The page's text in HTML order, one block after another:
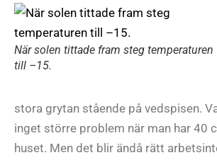
När solen tittade fram steg temperaturen
till –15.
stora grytan stående på vedspisen.
inget större problem när man har 40
huset. Men det blir ändå rätt